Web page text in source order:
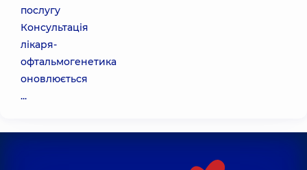
послугу
Консультація
лікаря-
офтальмогенетика
оновлюється
...